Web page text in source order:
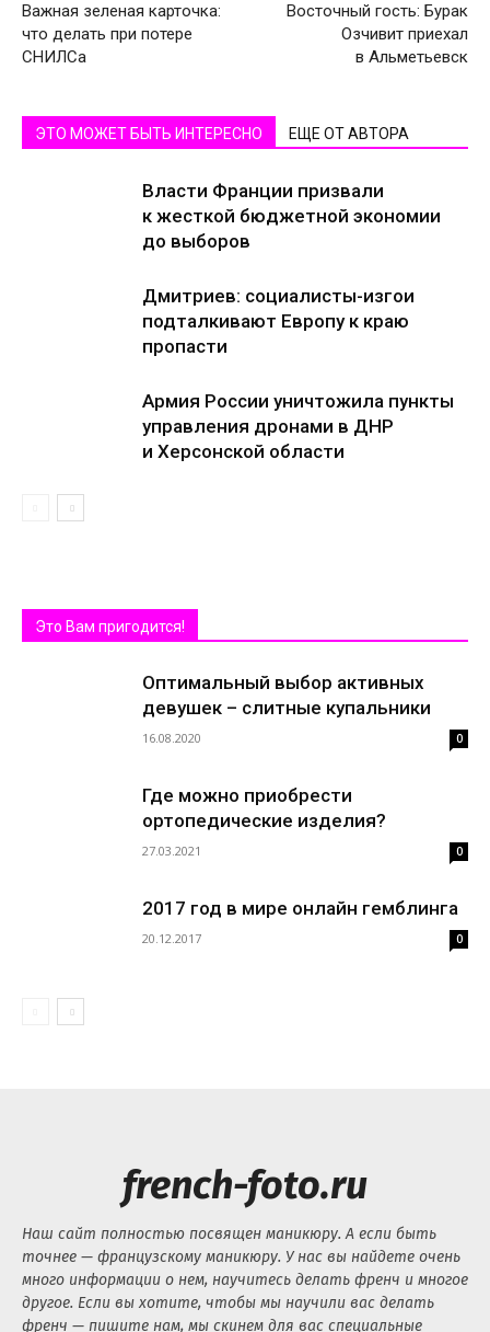
Важная зеленая карточка:
что делать при потере
СНИЛСа
Восточный гость: Бурак
Озчивит приехал
в Альметьевск
ЭТО МОЖЕТ БЫТЬ ИНТЕРЕСНО ЕЩЕ ОТ АВТОРА
Власти Франции призвали
к жесткой бюджетной экономии
до выборов
Дмитриев: социалисты-изгои
подталкивают Европу к краю
пропасти
Армия России уничтожила пункты
управления дронами в ДНР
и Херсонской области
Это Вам пригодится!
Оптимальный выбор активных
девушек – слитные купальники
16.08.2020 0
Где можно приобрести
ортопедические изделия?
27.03.2021 0
2017 год в мире онлайн гемблинга
20.12.2017 0
french-foto.ru
Наш сайт полностью посвящен маникюру. А если быть
точнее — французскому маникюру. У нас вы найдете очень
много информации о нем, научитесь делать френч и многое
другое. Если вы хотите, чтобы мы научили вас делать
френч — пишите нам, мы скинем для вас специальные